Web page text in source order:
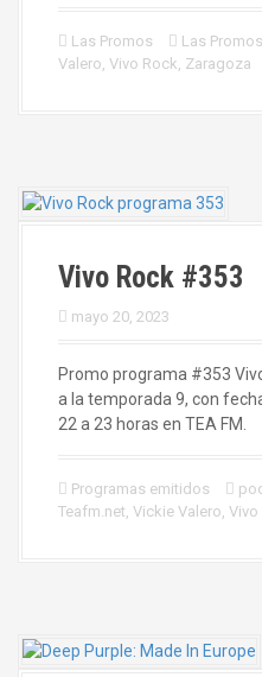
Las Promos Las Promos
Valero, Vivo Rock, Zaragoza
Vivo Rock #353
mayo 20, 2023
Promo programa #353
a la temporada 9, con
22 a 23 horas en TEA FM.
Programas emitidos
Teafm.net, Vickie Valero, Vivo